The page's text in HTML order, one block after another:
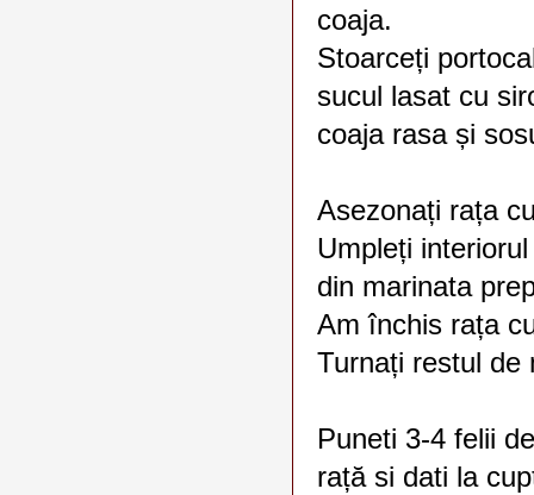
coaja.
Stoarceți
sucul lasat cu
coaja rasa și
Asezonați rața
Umpleți
din marinata
Am închis rața
Turnați restul de
Puneti 3-4 felii
rață si dati la